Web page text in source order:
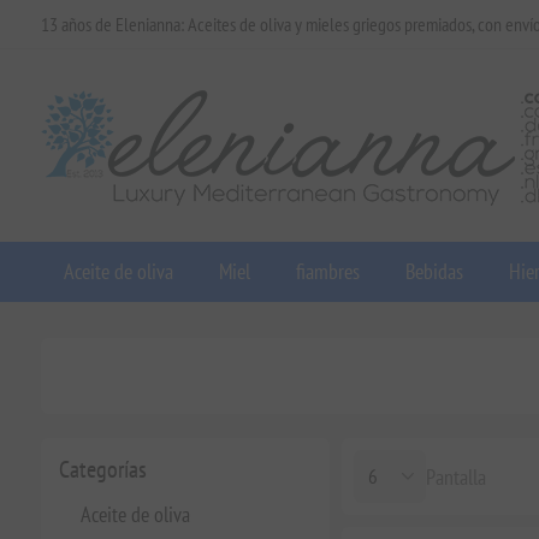
13 años de Elenianna: Aceites de oliva y mieles griegos premiados, con
Aceite de oliva Miel fiambres Bebidas
Categorías
Aceite de oliva